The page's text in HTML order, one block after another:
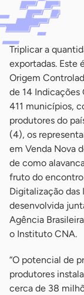
Triplicar a
exportadas. Este
Origem
de 14 Indicações
411 municípios,
produtores do
(4), os
em Venda Nova
de como
fruto do encontro
Digitalização das
desenvolvida
Agência
o Instituto CNA.
“O potencial de
produtores
cerca de 38